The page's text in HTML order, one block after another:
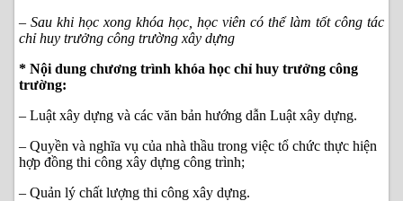
– Sau khi học xong khóa học, học viên có thể làm tốt công tác
chỉ huy trưởng công trường xây dựng
* Nội dung chương trình khóa học chỉ huy trưởng công
trường:
– Luật xây dựng và các văn bản hướng dẫn Luật xây dựng.
– Quyền và nghĩa vụ của nhà thầu trong việc tổ chức thực hiện
hợp đồng thi công xây dựng công trình;
– Quản lý chất lượng thi công xây dựng.